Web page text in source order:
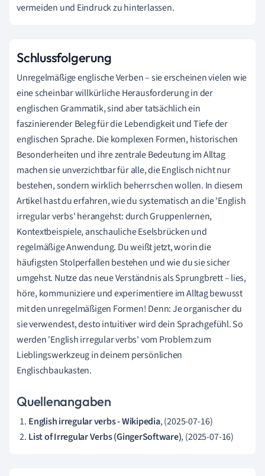
vermeiden und Eindruck zu hinterlassen.
Schlussfolgerung
Unregelmäßige englische Verben – sie erscheinen vielen wie
eine scheinbar willkürliche Herausforderung in der
englischen Grammatik, sind aber tatsächlich ein
faszinierender Beleg für die Lebendigkeit und Tiefe der
englischen Sprache. Die komplexen Formen, historischen
Besonderheiten und ihre zentrale Bedeutung im Alltag
machen sie unverzichtbar für alle, die Englisch nicht nur
bestehen, sondern wirklich beherrschen wollen. In diesem
Artikel hast du erfahren, wie du systematisch an die 'English
irregular verbs' herangehst: durch Gruppenlernen,
Kontextbeispiele, anschauliche Eselsbrücken und
regelmäßige Anwendung. Du weißt jetzt, worin die
häufigsten Stolperfallen bestehen und wie du sie sicher
umgehst. Nutze das neue Verständnis als Sprungbrett – lies,
höre, kommuniziere und experimentiere im Alltag bewusst
mit den unregelmäßigen Formen! Denn: Je organischer du
sie verwendest, desto intuitiver wird dein Sprachgefühl. So
werden 'English irregular verbs' vom Problem zum
Lieblingswerkzeug in deinem persönlichen
Englischbaukasten.
Quellenangaben
English irregular verbs - Wikipedia, (2025-07-16)
List of Irregular Verbs (GingerSoftware), (2025-07-16)